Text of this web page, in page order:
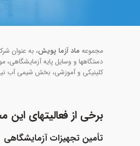
مجموعه ماد آزما پویش، به عنوان
دستگاه­ها و وسایل پایه
کلینیکی و آموزشی، بخش شیمی آب
برخی از فعالیت­های این
تأمین تجهیزات آزمایشگاهی